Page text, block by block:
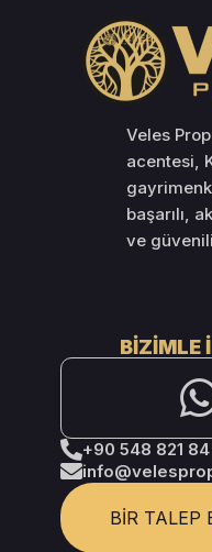
Veles
acentesi,
başarılı,
ve
BIZIMLE
+90 548 821
BIR TALEP